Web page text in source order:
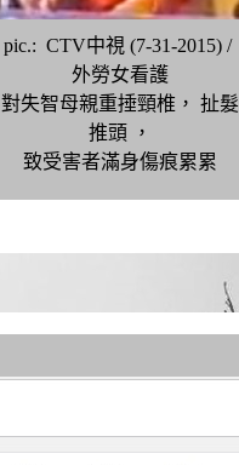
pic.: CTV中視 (7-31-2015) /
外勞女看護
對失智母親重捶頸椎， 扯髮
推頭 ，
致受害者滿身傷痕累累